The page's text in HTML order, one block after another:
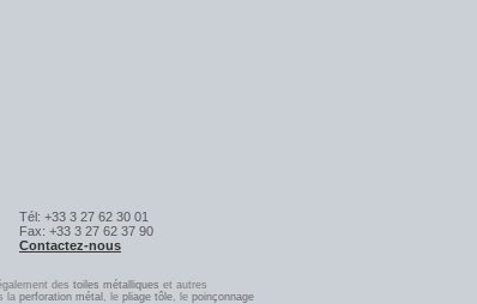
Tél: +33 3 27 62 30 01
Fax: +33 3 27 62 37 90
Contactez-nous
des toiles métalliques et autres
la perforation métal , le pliage tôle, l e poinçonnage